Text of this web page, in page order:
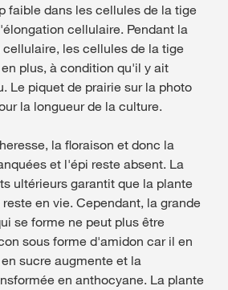
faible dans les cellules de la tige
cellulaire. Pendant la
les cellules de la tige
plus, à condition qu'il y ait
Le piquet de prairie sur la photo
la longueur de la culture.
la floraison et donc la
et l'épi reste absent. La
ultérieurs garantit que la plante
en vie. Cependant, la grande
se forme ne peut plus être
sous forme d'amidon car il en
sucre augmente et la
en anthocyane. La plante